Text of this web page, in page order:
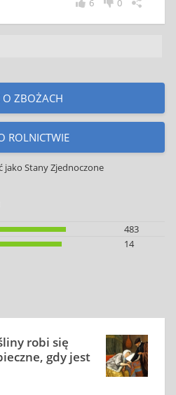
0
6
ZBOŻACH
ROLNICTWIE
jako Stany Zjednoczone
483
14
robi się
gdy jest